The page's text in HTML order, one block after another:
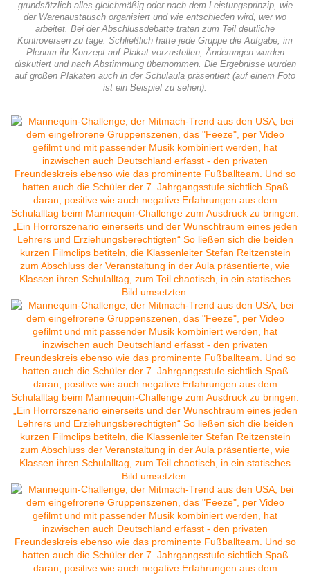
grundsätzlich alles gleichmäßig oder nach dem Leistungsprinzip, wie
der Warenaustausch organisiert und wie entschieden wird, wer wo
arbeitet. Bei der Abschlussdebatte traten zum Teil deutliche
Kontroversen zu tage. Schließlich hatte jede Gruppe die Aufgabe, im
Plenum ihr Konzept auf Plakat vorzustellen, Änderungen wurden
diskutiert und nach Abstimmung übernommen. Die Ergebnisse wurden
auf großen Plakaten auch in der Schulaula präsentiert (auf einem Foto
ist ein Beispiel zu sehen).